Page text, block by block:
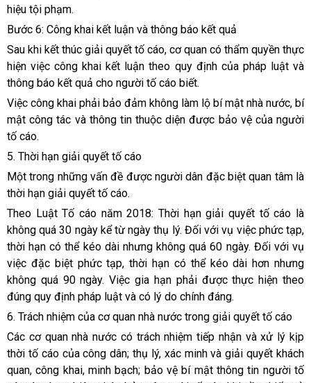
hiệu tội phạm.
Bước 6: Công khai kết luận và thông báo kết quả
Sau khi kết thúc giải quyết tố cáo, cơ quan có thẩm quyền thực
hiện việc công khai kết luận theo quy định của pháp luật và
thông báo kết quả cho người tố cáo biết.
Việc công khai phải bảo đảm không làm lộ bí mật nhà nước, bí
mật công tác và thông tin thuộc diện được bảo vệ của người
tố cáo.
5. Thời hạn giải quyết tố cáo
Một trong những vấn đề được người dân đặc biệt quan tâm là
thời hạn giải quyết tố cáo.
Theo Luật Tố cáo năm 2018: Thời hạn giải quyết tố cáo là
không quá 30 ngày kể từ ngày thụ lý. Đối với vụ việc phức tạp,
thời hạn có thể kéo dài nhưng không quá 60 ngày. Đối với vụ
việc đặc biệt phức tạp, thời hạn có thể kéo dài hơn nhưng
không quá 90 ngày. Việc gia hạn phải được thực hiện theo
đúng quy định pháp luật và có lý do chính đáng.
6. Trách nhiệm của cơ quan nhà nước trong giải quyết tố cáo
Các cơ quan nhà nước có trách nhiệm tiếp nhận và xử lý kịp
thời tố cáo của công dân; thụ lý, xác minh và giải quyết khách
quan, công khai, minh bạch; bảo vệ bí mật thông tin người tố